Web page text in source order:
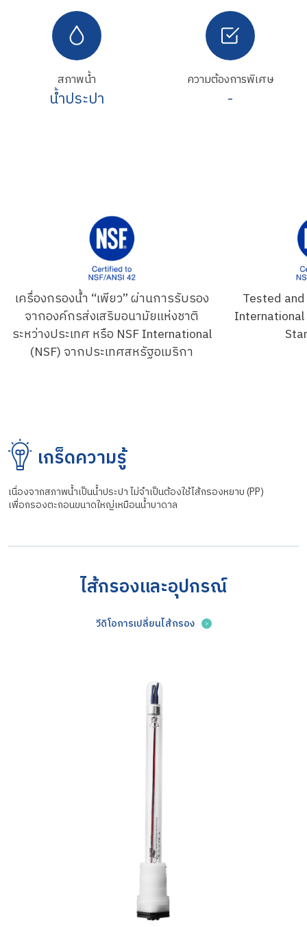
สภาพน้ำ
น้ำประปา
ความต้องการพิเศษ
-
เครื่องกรองน้ำ “เพียว” ผ่านการรับรอง
จากองค์กรส่งเสริมอนามัยแห่งชาติ
ระหว่างประเทศ หรือ NSF International
(NSF) จากประเทศสหรัฐอเมริกา
Tested
เกร็ดความรู้
เนื่องจากสภาพน้ำเป็นน้ำประปา ไม่จำเป็นต้องใช้ไส้กรองหยาบ (PP)
เพื่อกรองตะกอนขนาดใหญ่เหมือนน้ำบาดาล
ไส้กรองและอุปกรณ์
วีดิโอการเปลี่ยนไส้กรอง